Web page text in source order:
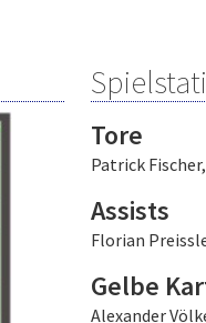
Tore
Patrick Fischer,
Assists
Florian
Gelbe
Alexander